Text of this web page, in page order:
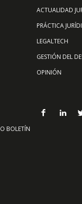
ACTUALIDAD
PRÁCTICA
LEGALTECH
GESTIÓN DEL
OPINIÓN
BOLETÍN